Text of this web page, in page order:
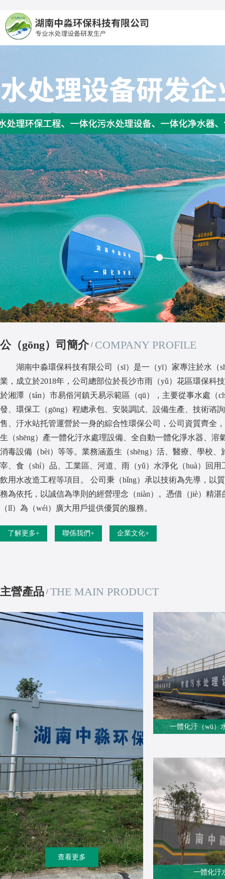
公（gōng）司簡介 / COMPANY PROFILE
湖南中淼環保科技有限公司（sī）是一（yī）家專注於水（
業，成立於2018年，公司總部位於長沙市雨（yǔ）花區環保科
於湘潭（tán）市易俗河鎮天易示範區（qū），主要從事水處（
發、環保工（gōng）程總承包、安裝調試、設備生產、技術谘
售、汙水站托管運營於一身的綜合性環保公司，公司資質齊全
生（shēng）產一體化汙水處理設備、全自動一體化淨水器、溶
消毒設備（bèi）等等。業務涵蓋生（shēng）活、醫療、學校
宰、食（shí）品、工業區、河道、雨（yǔ）水淨化（huà）回用
飲用水改造工程等項目。 公司秉（bǐng）承以技術為先導，以
務為依托，以誠信為準則的經營理念（niàn）。憑借（jiè）精
（lǐ）為（wéi）廣大用戶提供優質的服務。
了解更多+ 聯係我們+ 企業文化+
主營產品 / THE MAIN PRODUCT
查看更多
一體化汙（wū）
一體化汙